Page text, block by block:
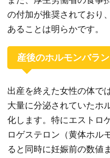
の付加が推奨されており
あることは明らかです。
産後のホルモンバラ
出産を終えた女性の体で
大量に分泌されていたホ
化します。特にエストロ
ロゲステロン（黄体ホル
ると同時に妊娠前の数値